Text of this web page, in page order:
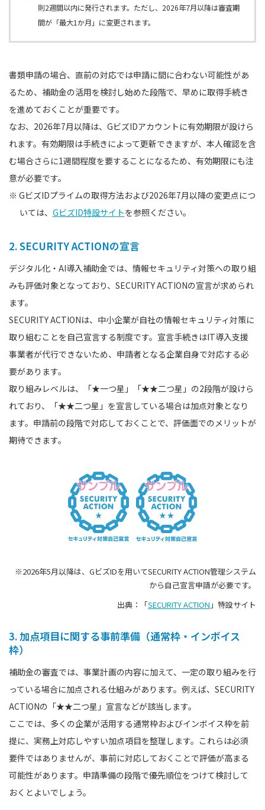
則2週間以内に発行されます。ただし、2026年7月以降は審査期
間が「最大1か月」に変更されます。
書類申請の場合、直前の対応では申請に間に合わない可能性があ
るため、補助金の活用を検討し始めた段階で、早めに取得手続き
を進めておくことが重要です。
なお、2026年7月以降は、GビズIDアカウントに有効期限が設けら
れます。有効期限は手続きによって更新できますが、本人確認を含
む場合さらに1週間程度を要することになるため、有効期限にも注
意が必要です。
※ GビズIDプライムの取得方法および2026年7月以降の変更点につ
いては、 GビズID特設サイトを参照ください。
2. SECURITY ACTIONの宣言
デジタル化・AI導入補助金では、情報セキュリティ対策への取り組
みも評価対象となっており、SECURITY ACTIONの宣言が求められ
ます。
SECURITY ACTIONは、中小企業が自社の情報セキュリティ対策に
取り組むことを自己宣言する制度です。宣言手続きはIT導入支援
事業者が代行できないため、申請者となる企業自身で対応する必
要があります。
取り組みレベルは、「★一つ星」「★★二つ星」の2段階が設けら
れており、「★★二つ星」を宣言している場合は加点対象となり
ます。申請前の段階で対応しておくことで、評価面でのメリットが
期待できます。
※2026年5月以降は、GビズIDを用いてSECURITY ACTION管理システム
から自己宣言申請が必要です。
出典：「SECURITY ACTION 」特設サイト
3. 加点項目に関する事前準備（通常枠・インボイス
枠）
補助金の審査では、事業計画の内容に加えて、一定の取り組みを行
っている場合に加点される仕組みがあります。例えば、SECURITY
ACTIONの「★★二つ星」宣言などが該当します。
ここでは、多くの企業が活用する通常枠およびインボイス枠を前
提に、実務上対応しやすい加点項目を整理します。これらは必須
要件ではありませんが、事前に対応しておくことで評価が高まる
可能性があります。申請準備の段階で優先順位をつけて検討して
おくとよいでしょう。